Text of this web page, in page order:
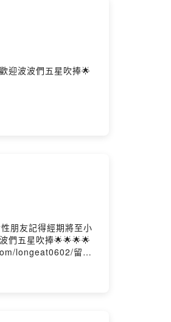
迎波波們五星吹捧🌟
朋友記得經期將至小
們五星吹捧🌟🌟🌟🌟
longeat0602/留言